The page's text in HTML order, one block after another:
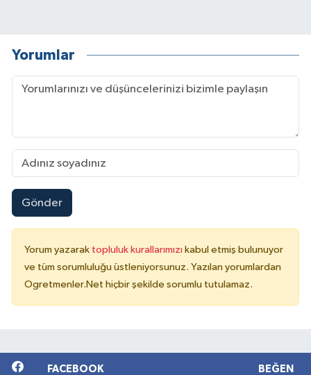
Yorumlar
Gönder
Yorum yazarak topluluk kurallarımızı kabul etmiş bulunuyor
ve tüm sorumluluğu üstleniyorsunuz. Yazılan yorumlardan
Ogretmenler.Net hiçbir şekilde sorumlu tutulamaz.
FACEBOOK BEĞEN